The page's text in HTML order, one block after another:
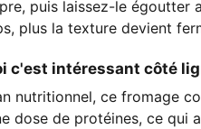
puis laissez-le égoutter
plus la texture devient
c'est intéressant côté
nutritionnel, ce fromage
dose de protéines, ce qui